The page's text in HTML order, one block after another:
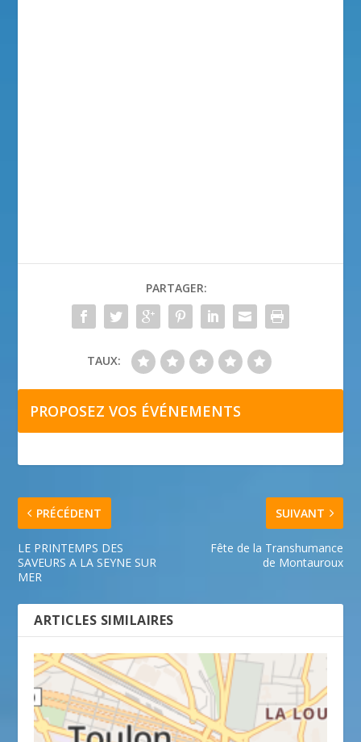
PARTAGER:
TAUX:
PROPOSEZ VOS ÉVÉNEMENTS
PRÉCÉDENT
LE PRINTEMPS DES
SAVEURS A LA SEYNE SUR
MER
SUIVANT
Fête de la Transhumance
de Montauroux
ARTICLES SIMILAIRES